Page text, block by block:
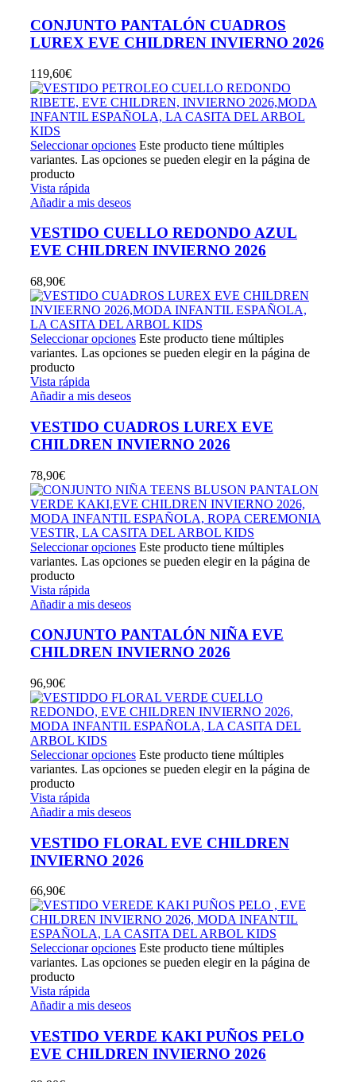
CONJUNTO PANTALÓN CUADROS
LUREX EVE CHILDREN INVIERNO 2026
119,60€
Seleccionar opciones Este producto tiene múltiples
variantes. Las opciones se pueden elegir en la página de
producto
Vista rápida
Añadir a mis deseos
VESTIDO CUELLO REDONDO AZUL
EVE CHILDREN INVIERNO 2026
68,90€
Seleccionar opciones Este producto tiene múltiples
variantes. Las opciones se pueden elegir en la página de
producto
Vista rápida
Añadir a mis deseos
VESTIDO CUADROS LUREX EVE
CHILDREN INVIERNO 2026
78,90€
Seleccionar opciones Este producto tiene múltiples
variantes. Las opciones se pueden elegir en la página de
producto
Vista rápida
Añadir a mis deseos
CONJUNTO PANTALÓN NIÑA EVE
CHILDREN INVIERNO 2026
96,90€
Seleccionar opciones Este producto tiene múltiples
variantes. Las opciones se pueden elegir en la página de
producto
Vista rápida
Añadir a mis deseos
VESTIDO FLORAL EVE CHILDREN
INVIERNO 2026
66,90€
Seleccionar opciones Este producto tiene múltiples
variantes. Las opciones se pueden elegir en la página de
producto
Vista rápida
Añadir a mis deseos
VESTIDO VERDE KAKI PUÑOS PELO
EVE CHILDREN INVIERNO 2026